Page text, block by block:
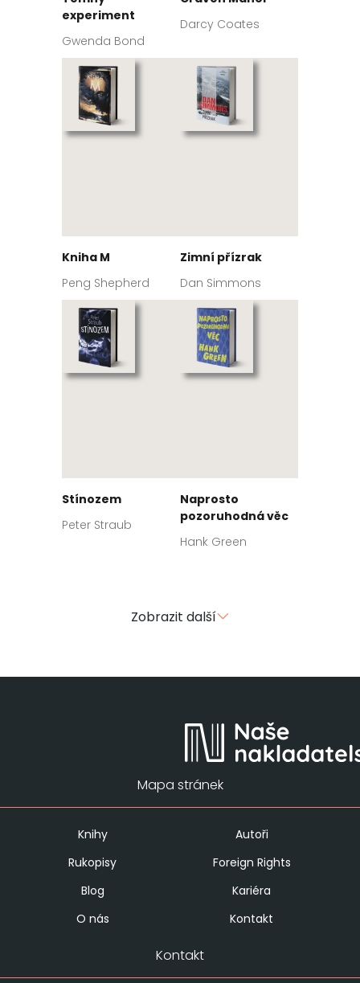
experiment
Gwenda Bond
Darcy Coates
Kniha M
Peng Shepherd
Zimní přízrak
Dan Simmons
Stínozem
Peter Straub
Naprosto
pozoruhodná věc
Hank Green
Zobrazit další
Mapa stránek
Knihy
Autoři
Rukopisy
Foreign Rights
Blog
Kariéra
O nás
Kontakt
Kontakt